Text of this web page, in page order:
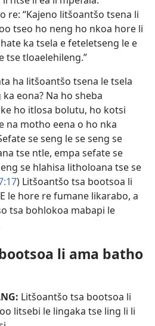
re: “Kajeno litšoantšo tsena li
tseo ho neng ho nkoa hore li
ka tsela e feteletseng le e
tse tloaelehileng.”
ha litšoantšo tsena le tsela
eona? Na ho sheba
ho itlosa bolutu, ho kotsi
na motho eena o ho nka
se seng le se seng se
tse ntle, empa sefate se
se hlahisa litholoana tse se
) Litšoantšo tsa bootsoa li
le hore re fumane likarabo, a
tsa bohlokoa mabapi le
li ama batho
Litšoantšo tsa bootsoa li
litsebi le lingaka tse ling li li